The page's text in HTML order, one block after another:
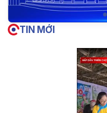
TIN MỚI